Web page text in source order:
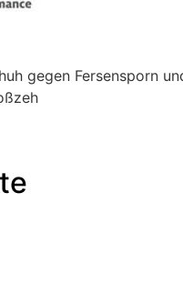
gegen Fersensporn